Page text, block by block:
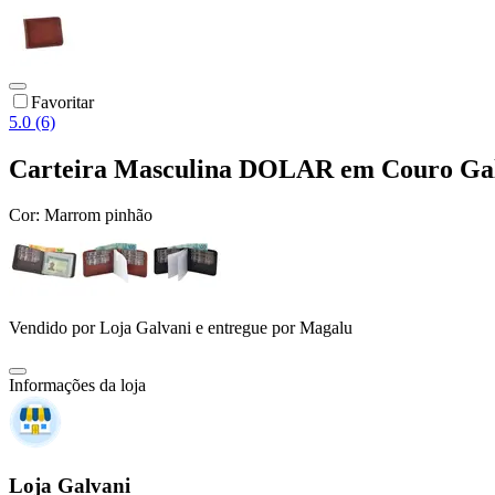
Favoritar
5.0 (6)
Carteira Masculina DOLAR em Couro
Cor: Marrom pinhão
Vendido porLoja Galvani e entregue por Magalu
Informações da loja
Loja Galvani